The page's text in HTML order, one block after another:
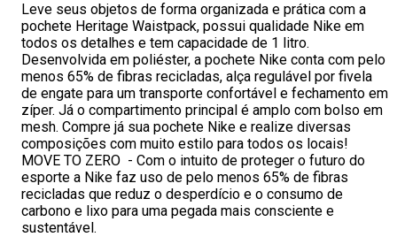
Leve seus objetos de forma organizada e prática com a
pochete Heritage Waistpack, possui qualidade Nike em
todos os detalhes e tem capacidade de 1 litro.
Desenvolvida em poliéster, a pochete Nike conta com pelo
menos 65% de fibras recicladas, alça regulável por fivela
de engate para um transporte confortável e fechamento em
zíper. Já o compartimento principal é amplo com bolso em
mesh. Compre já sua pochete Nike e realize diversas
composições com muito estilo para todos os locais!
MOVE TO ZERO - Com o intuito de proteger o futuro do
esporte a Nike faz uso de pelo menos 65% de fibras
recicladas que reduz o desperdício e o consumo de
carbono e lixo para uma pegada mais consciente e
sustentável.